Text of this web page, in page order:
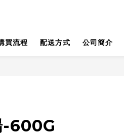
買流程 配送方式 公司簡介
-600G